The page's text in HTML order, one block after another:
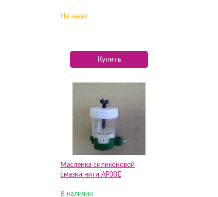
На заказ
Купить
Масленка силиконовой
смазки нити AP30E
В наличии